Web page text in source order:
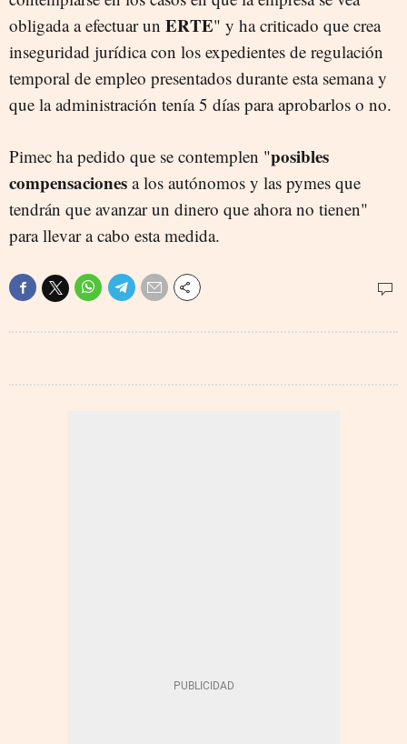
obligada a efectuar un ERTE" y ha criticado que crea
inseguridad jurídica con los expedientes de regulación
temporal de empleo presentados durante esta semana y
que la administración tenía 5 días para aprobarlos o no.
Pimec ha pedido que se contemplen "posibles
compensaciones a los autónomos y las pymes que
tendrán que avanzar un dinero que ahora no tienen"
para llevar a cabo esta medida.